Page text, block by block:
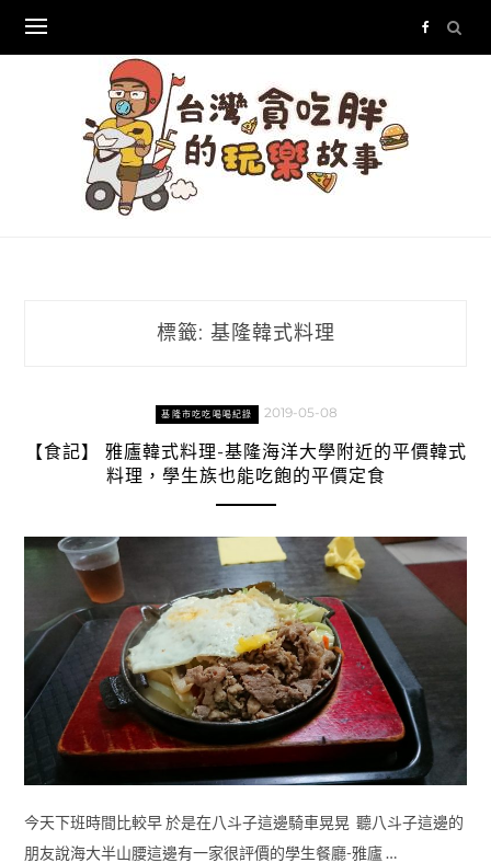
content
標籤: 基隆韓式料理
基隆市吃吃喝喝紀錄 2019-05-08
【食記】 雅廬韓式料理-基隆海洋大學附近的平價韓式
料理，學生族也能吃飽的平價定食
今天下班時間比較早 於是在八斗子這邊騎車晃晃 聽八斗子這邊的
朋友說海大半山腰這邊有一家很評價的學生餐廳-雅廬 …